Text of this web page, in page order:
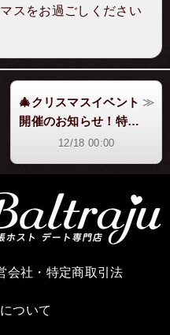
スをお過ごしください
🎄クリスマスイベント
開催のお知らせ！特別
なギフチャが登場🎁
12/18 00:00
会社・特定商取引法
ついて